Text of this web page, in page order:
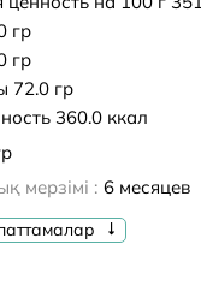
гр
гр
72.0 гр
360.0 ккал
мерзімі : 6 месяцев